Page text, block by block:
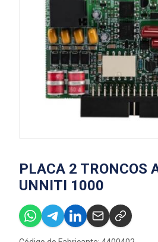
PLACA 2 TRONCOS
UNNITI 1000